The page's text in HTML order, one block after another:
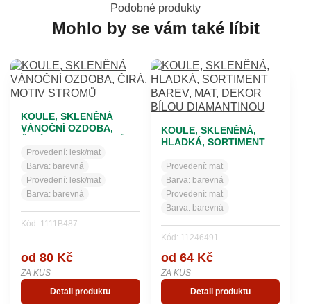
Podobné produkty
Mohlo by se vám také líbit
KOULE, SKLENĚNÁ
VÁNOČNÍ OZDOBA,
Provedení: lesk/mat
Barva: barevná
Provedení: lesk/mat
Barva: barevná
Kód: 1111B487
od 80 Kč
ZA KUS
Detail produktu
KOULE, SKLENĚNÁ,
HLADKÁ, SORTIMENT
BÍLOU DIAMANTINOU
Provedení: mat
Barva: barevná
Provedení: mat
Barva: barevná
Kód: 11246491
od 64 Kč
ZA KUS
Detail produktu